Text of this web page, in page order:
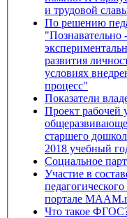
и трудовой
По решению
"Познавательно
развития
условиях
процесс"
Показатели
Проект рабочей
общеразвивающей
старшего
2018 учебный
Социальное
Участие в
портале
Что такое